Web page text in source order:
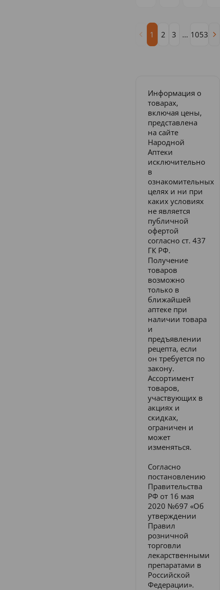
1 2 3 ... 1053
Информация о
товарах,
включая цены,
представлена
на сайте
Народной
Аптеки
исключительно
в
ознакомительных
целях и ни при
каких условиях
не является
публичной
офертой
согласно ст. 437
ГК РФ.
Получение
товаров
возможно
только в
ближайшей
аптеке при
наличии товара
и
предъявлении
рецепта, если
он требуется по
закону.
Ассортимент
товаров,
участвующих в
акциях и
скидках,
ограничен и
может
изменяться.
Согласно
постановлению
Правительства
РФ от 16 мая
2020 №697 «Об
утверждении
Правил
розничной
торговли
лекарственными
препаратами в
Российской
Федерации».